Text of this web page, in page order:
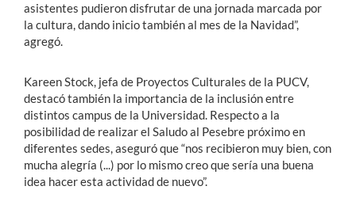
asistentes pudieron disfrutar de una jornada marcada por
la cultura, dando inicio también al mes de la Navidad”,
agregó.
Kareen Stock, jefa de Proyectos Culturales de la PUCV,
destacó también la importancia de la inclusión entre
distintos campus de la Universidad. Respecto a la
posibilidad de realizar el Saludo al Pesebre próximo en
diferentes sedes, aseguró que “nos recibieron muy bien, con
mucha alegría (...) por lo mismo creo que sería una buena
idea hacer esta actividad de nuevo”.